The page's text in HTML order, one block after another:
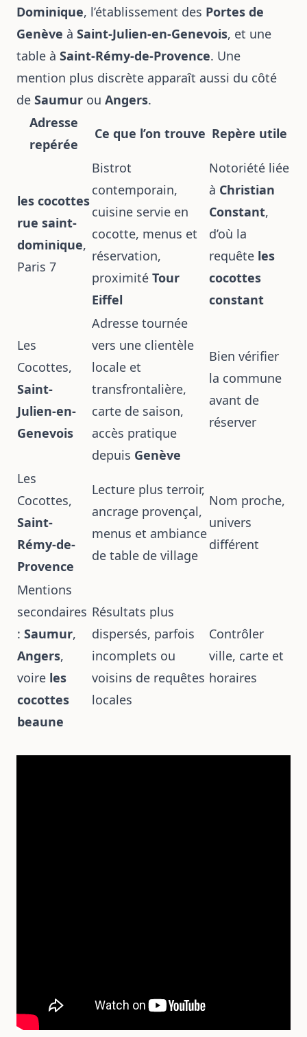
Dominique, l’établissement des Portes de
Genève à Saint-Julien-en-Genevois, et une
table à Saint-Rémy-de-Provence. Une
mention plus discrète apparaît aussi du côté
de Saumur ou Angers.
Adresse
repérée
Ce que l’on trouve Repère utile
les cocottes
rue saint-
dominique,
Paris 7
Bistrot
contemporain,
cuisine servie en
cocotte, menus et
réservation,
proximité Tour
Eiffel
Notoriété liée
à Christian
Constant,
d’où la
requête les
cocottes
constant
Les
Cocottes,
Saint-
Julien-en-
Genevois
Adresse tournée
vers une clientèle
locale et
transfrontalière,
carte de saison,
accès pratique
depuis Genève
Bien vérifier
la commune
avant de
réserver
Les
Cocottes,
Saint-
Rémy-de-
Provence
Lecture plus terroir,
ancrage provençal,
menus et ambiance
de table de village
Nom proche,
univers
différent
Mentions
secondaires
: Saumur,
Angers,
voire les
cocottes
beaune
Résultats plus
dispersés, parfois
incomplets ou
voisins de requêtes
locales
Contrôler
ville, carte et
horaires